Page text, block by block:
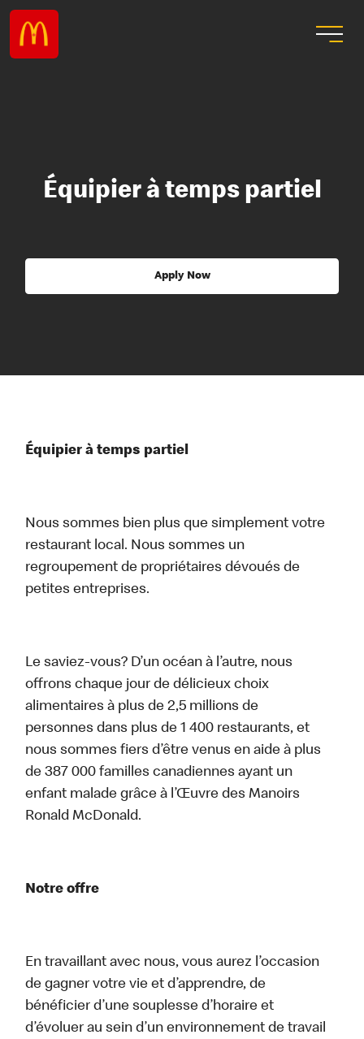
Équipier à temps partiel
Apply Now
Équipier à temps partiel
Nous sommes bien plus que simplement votre
restaurant local. Nous sommes un
regroupement de propriétaires dévoués de
petites entreprises.
Le saviez-vous? D’un océan à l’autre, nous
offrons chaque jour de délicieux choix
alimentaires à plus de 2,5 millions de
personnes dans plus de 1 400 restaurants, et
nous sommes fiers d’être venus en aide à plus
de 387 000 familles canadiennes ayant un
enfant malade grâce à l’Œuvre des Manoirs
Ronald McDonald.
Notre offre
En travaillant avec nous, vous aurez l’occasion
de gagner votre vie et d’apprendre, de
bénéficier d’une souplesse d’horaire et
d’évoluer au sein d’un environnement de travail